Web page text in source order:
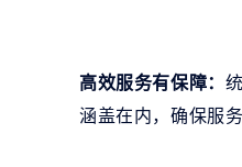
高效服务有保障：
涵盖在内，确保服